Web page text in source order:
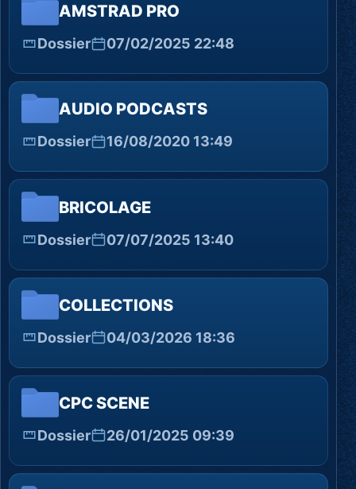
AMSTRAD PRO
Dossier 07/02/2025 22:48
AUDIO PODCASTS
Dossier 16/08/2020 13:49
BRICOLAGE
Dossier 07/07/2025 13:40
COLLECTIONS
Dossier 04/03/2026 18:36
CPC SCENE
Dossier 26/01/2025 09:39